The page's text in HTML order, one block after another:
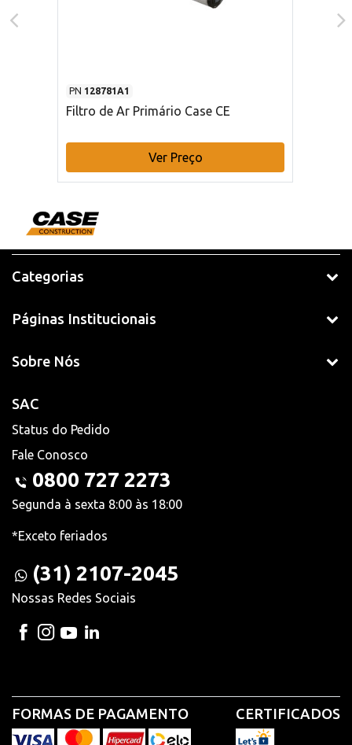
PN 128781A1
Filtro de Ar Primário Case CE
Ver Preço
Categorias
Páginas Institucionais
Sobre Nós
SAC
Status do Pedido
Fale Conosco
0800 727 2273
Segunda à sexta 8:00 às 18:00
*Exceto feriados
(31) 2107-2045
Nossas Redes Sociais
FORMAS DE PAGAMENTO CERTIFICADOS